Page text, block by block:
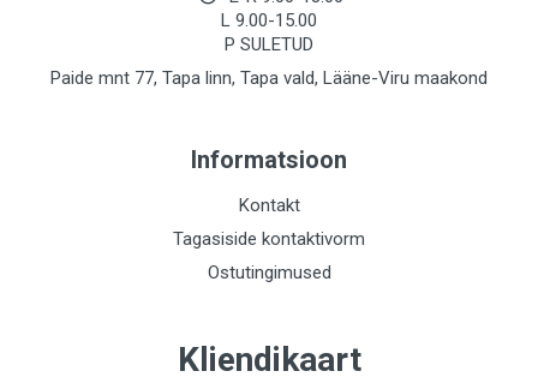
L 9.00-15.00
P SULETUD
Paide mnt 77, Tapa linn, Tapa vald, Lääne-Viru maakond
Informatsioon
Kontakt
Tagasiside kontaktivorm
Ostutingimused
Kliendikaart